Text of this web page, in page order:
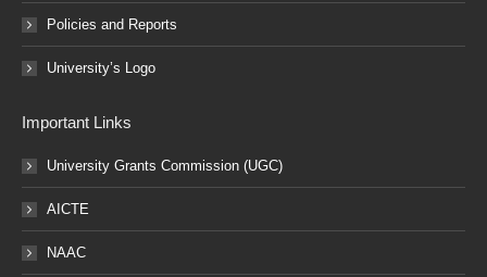
Policies and Reports
University’s Logo
Important Links
University Grants Commission (UGC)
AICTE
NAAC